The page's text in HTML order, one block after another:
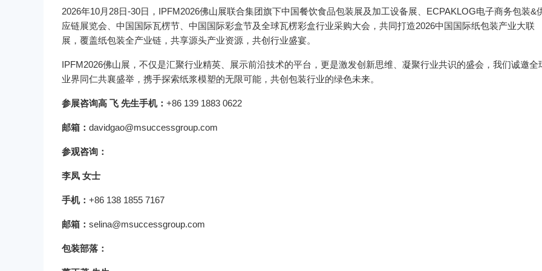
2026年10月28日-30日，IPFM2026佛山展联合集团旗下中国餐饮食品包装展及加工设备展、ECPAKLOG电子商务包装&
应链展览会、中国国际瓦楞节、中国国际彩盒节及全球瓦楞彩盒行业采购大会，共同打造2026中国国际纸包装产业大联
展，覆盖纸包装全产业链，共享源头产业资源，共创行业盛宴。
IPFM2026佛山展，不仅是汇聚行业精英、展示前沿技术的平台，更是激发创新思维、凝聚行业共识的盛会，我们诚邀全
业界同仁共襄盛举，携手探索纸浆模塑的无限可能，共创包装行业的绿色未来。
参展咨询高 飞 先生手机： +86 139 1883 0622
邮箱： davidgao@msuccessgroup.com
参观咨询：
李凤 女士
手机： +86 138 1855 7167
邮箱： selina@msuccessgroup.com
包装部落：